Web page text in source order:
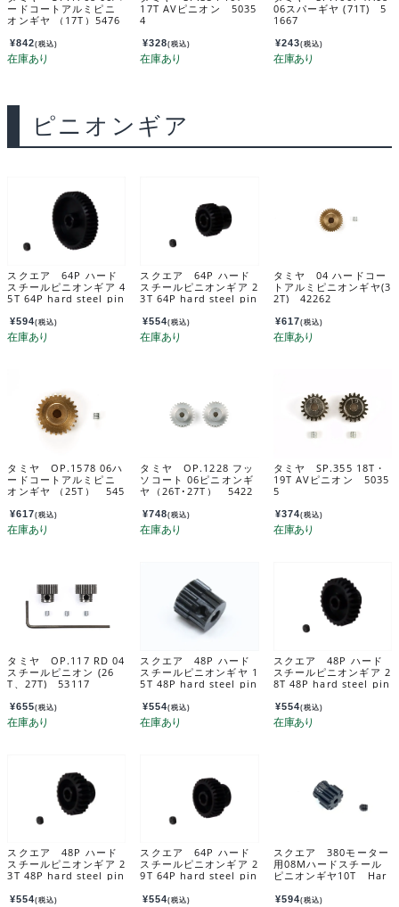
ードコートアルミピニ
オンギヤ （17T）5476
¥842(税込)
17T AVピニオン 5035
4
¥328(税込)
06スパーギヤ (71T) 5
1667
¥243(税込)
ピニオンギア
スクエア 64P ハード
スチールピニオンギア 4
5T 64P hard steel pin
5
¥594(税込)
スクエア 64P ハード
スチールピニオンギア 2
3T 64P hard steel pin
3
¥554(税込)
タミヤ 04 ハードコー
トアルミピニオンギヤ(3
2T) 42262
¥617(税込)
タミヤ OP.1578 06ハ
ードコートアルミピニ
オンギヤ （25T） 545
¥617(税込)
タミヤ OP.1228 フッ
ソコート 06ピニオンギ
ヤ（26T･27T） 5422
¥748(税込)
タミヤ SP.355 18T・
19T AVピニオン 5035
5
¥374(税込)
タミヤ OP.117 RD 04
スチールピニオン (26
T、27T) 53117
¥655(税込)
スクエア 48P ハード
スチールピニオンギヤ 1
5T 48P hard steel pin
5
¥554(税込)
スクエア 48P ハード
スチールピニオンギア 2
8T 48P hard steel pin
8
¥554(税込)
スクエア 48P ハード
スチールピニオンギア 2
3T 48P hard steel pin
3
¥554(税込)
スクエア 64P ハード
スチールピニオンギア 2
9T 64P hard steel pin
9
¥554(税込)
スクエア 380モーター
用08Mハードスチール
ピニオンギヤ10T Har
or 380 motor 0.8M 10
¥594(税込)